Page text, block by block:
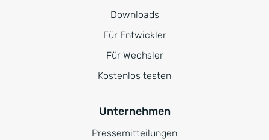
Downloads
Für Entwickler
Für Wechsler
Kostenlos testen
Unternehmen
Pressemitteilungen